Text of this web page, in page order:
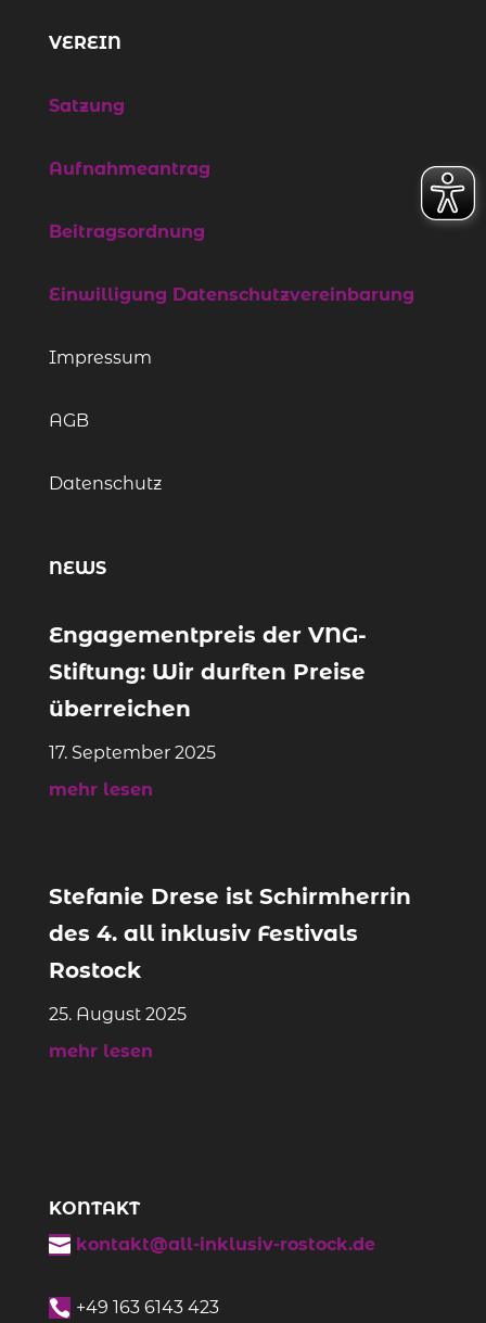
VEREIN
Satzung
Aufnahmeantrag
Beitragsordnung
Einwilligung Datenschutzvereinbarung
Impressum
AGB
Datenschutz
NEWS
Engagementpreis der VNG-
Stiftung: Wir durften Preise
überreichen
17. September 2025
mehr lesen
Stefanie Drese ist Schirmherrin
des 4. all inklusiv Festivals
Rostock
25. August 2025
mehr lesen
KONTAKT
 kontakt@all-inklusiv-rostock.de
 +49 163 6143 423